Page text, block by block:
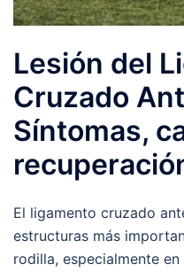
Lesión del
Cruzado
Síntomas,
El ligamento cruzado
estructuras más
rodilla, especialmente